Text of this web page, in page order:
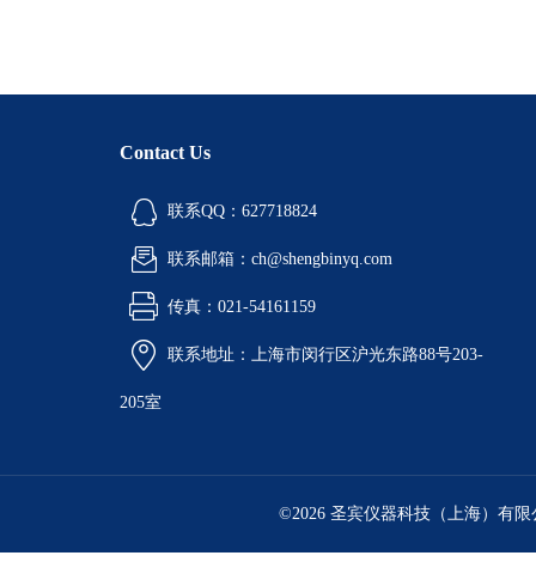
Contact Us
联系QQ：627718824
联系邮箱：ch@shengbinyq.com
传真：021-54161159
联系地址：上海市闵行区沪光东路88号203-
205室
©2026 圣宾仪器科技（上海）有